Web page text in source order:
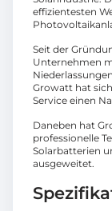
effizientesten
Seit der
Unternehmen
Growatt hat
Service einen
Daneben hat
professionelle
Solarbatterien
ausgeweitet.